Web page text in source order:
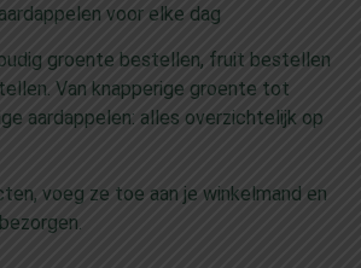
voor elke dag
groente bestellen, fruit bestellen
Van knapperige groente tot
aardappelen: alles overzichtelijk op
voeg ze toe aan je winkelmand en